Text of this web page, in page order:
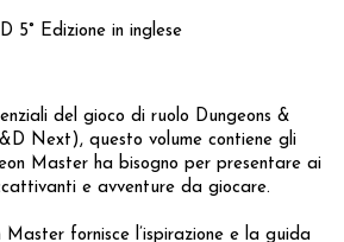
5° Edizione in inglese
del gioco di ruolo Dungeons &
Next), questo volume contiene gli
Master ha bisogno per presentare ai
e avventure da giocare.
fornisce l’ispirazione e la guida